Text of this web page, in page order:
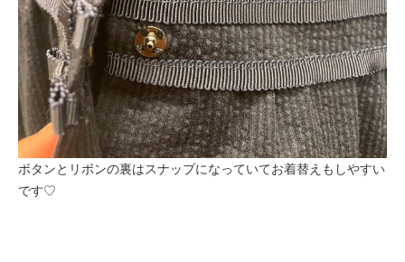
ボタンとリボンの裏はスナップになっていてお着替えもしやすい
です♡